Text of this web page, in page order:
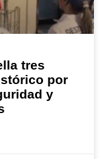
tres
por
y